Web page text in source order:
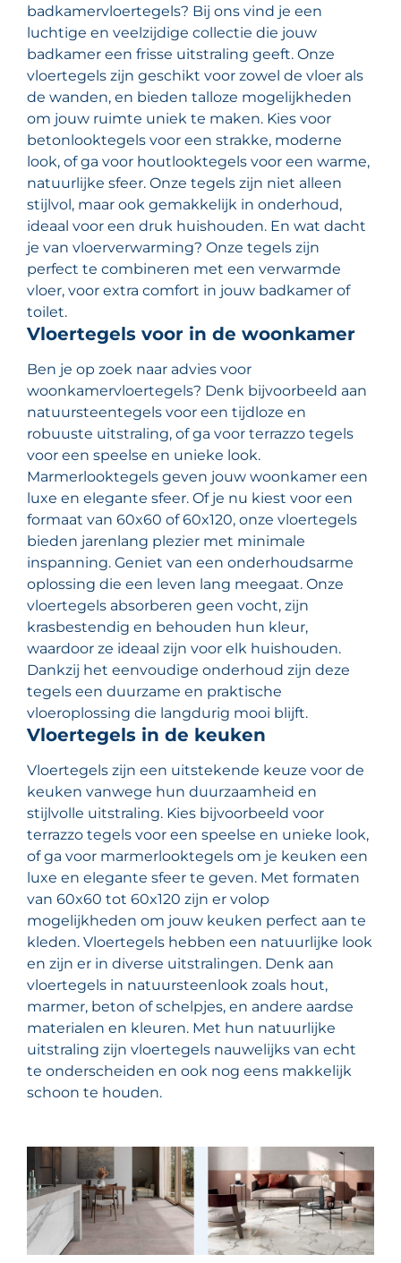
badkamervloertegels? Bij ons vind je een
luchtige en veelzijdige collectie die jouw
badkamer een frisse uitstraling geeft. Onze
vloertegels zijn geschikt voor zowel de vloer als
de wanden, en bieden talloze mogelijkheden
om jouw ruimte uniek te maken. Kies voor
betonlooktegels voor een strakke, moderne
look, of ga voor houtlooktegels voor een warme,
natuurlijke sfeer. Onze tegels zijn niet alleen
stijlvol, maar ook gemakkelijk in onderhoud,
ideaal voor een druk huishouden. En wat dacht
je van vloerverwarming? Onze tegels zijn
perfect te combineren met een verwarmde
vloer, voor extra comfort in jouw badkamer of
toilet.
Vloertegels voor in de woonkamer
Ben je op zoek naar advies voor
woonkamervloertegels? Denk bijvoorbeeld aan
natuursteentegels voor een tijdloze en
robuuste uitstraling, of ga voor terrazzo tegels
voor een speelse en unieke look.
Marmerlooktegels geven jouw woonkamer een
luxe en elegante sfeer. Of je nu kiest voor een
formaat van 60x60 of 60x120, onze vloertegels
bieden jarenlang plezier met minimale
inspanning. Geniet van een onderhoudsarme
oplossing die een leven lang meegaat. Onze
vloertegels absorberen geen vocht, zijn
krasbestendig en behouden hun kleur,
waardoor ze ideaal zijn voor elk huishouden.
Dankzij het eenvoudige onderhoud zijn deze
tegels een duurzame en praktische
vloeroplossing die langdurig mooi blijft.
Vloertegels in de keuken
Vloertegels zijn een uitstekende keuze voor de
keuken vanwege hun duurzaamheid en
stijlvolle uitstraling. Kies bijvoorbeeld voor
terrazzo tegels voor een speelse en unieke look,
of ga voor marmerlooktegels om je keuken een
luxe en elegante sfeer te geven. Met formaten
van 60x60 tot 60x120 zijn er volop
mogelijkheden om jouw keuken perfect aan te
kleden. Vloertegels hebben een natuurlijke look
en zijn er in diverse uitstralingen. Denk aan
vloertegels in natuursteenlook zoals hout,
marmer, beton of schelpjes, en andere aardse
materialen en kleuren. Met hun natuurlijke
uitstraling zijn vloertegels nauwelijks van echt
te onderscheiden en ook nog eens makkelijk
schoon te houden.